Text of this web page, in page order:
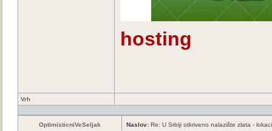
hosting
Vrh
OptimisticniVeSeljak Naslov: Re: U Srbiji otkriveno nalazište zlata -